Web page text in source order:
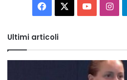
Facebook You
Ultimi articoli